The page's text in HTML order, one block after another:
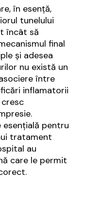
în esență,
tunelului
încât să
final
și adesea
nu există un
între
inflamatorii
pentru
tratament
au
care le permit